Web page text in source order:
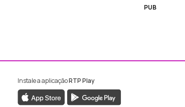
PUB
RTP Madeira
da RTP Madeira
Instale a aplicaçãoRTP Play